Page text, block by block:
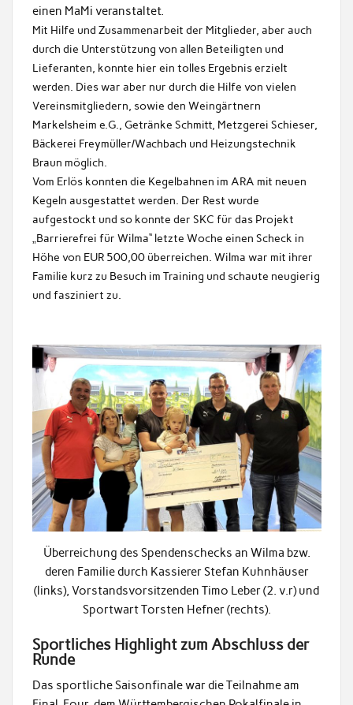
einen MaMi veranstaltet.
Mit Hilfe und Zusammenarbeit der Mitglieder, aber auch
durch die Unterstützung von allen Beteiligten und
Lieferanten, konnte hier ein tolles Ergebnis erzielt
werden. Dies war aber nur durch die Hilfe von vielen
Vereinsmitgliedern, sowie den Weingärtnern
Markelsheim e.G., Getränke Schmitt, Metzgerei Schieser,
Bäckerei Freymüller/Wachbach und Heizungstechnik
Braun möglich.
Vom Erlös konnten die Kegelbahnen im ARA mit neuen
Kegeln ausgestattet werden. Der Rest wurde
aufgestockt und so konnte der SKC für das Projekt
„Barrierefrei für Wilma“ letzte Woche einen Scheck in
Höhe von EUR 500,00 überreichen. Wilma war mit ihrer
Familie kurz zu Besuch im Training und schaute neugierig
und fasziniert zu.
Überreichung des Spendenschecks an Wilma bzw.
deren Familie durch Kassierer Stefan Kuhnhäuser
(links), Vorstandsvorsitzenden Timo Leber (2. v.r) und
Sportwart Torsten Hefner (rechts).
Sportliches Highlight zum Abschluss der
Runde
Das sportliche Saisonfinale war die Teilnahme am